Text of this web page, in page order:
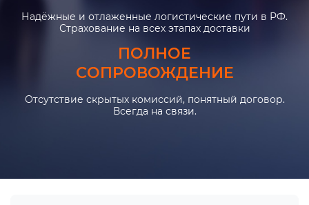
Надёжные и отлаженные логистические пути в РФ.
Страхование на всех этапах доставки
ПОЛНОЕ
СОПРОВОЖДЕНИЕ
Отсутствие скрытых комиссий, понятный договор.
Всегда на связи.